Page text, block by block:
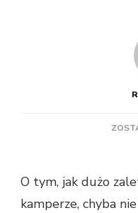
O tym, jak dużo
kamperze, chyba